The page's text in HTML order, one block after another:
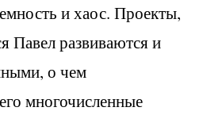
и хаос. Проекты,
Павел развиваются и
о чем
многочисленные